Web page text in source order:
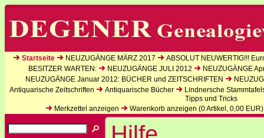
Startseite NEUZUGÄNGE MÄRZ 2017
ABSOLUT NEUWERTIG!!!
BESITZER WARTEN:
NEUZUGÄNGE JULI 2012
NEUZUGÄNGE
NEUZUGÄNGE Januar 2012: BÜCHER und ZEITSCHRIFTEN
Antiquarische Zeitschriften
Antiquarische Bücher
Lindnersche
Tipps und Tricks
Merkzettel anzeigen
Warenkorb anzeigen (0Artikel, 0,00 EUR)